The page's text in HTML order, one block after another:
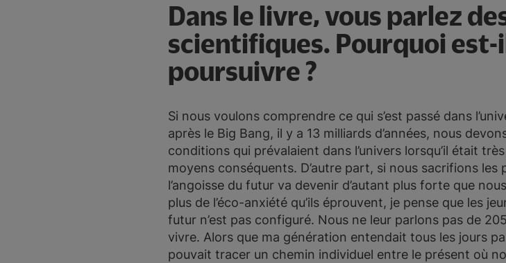
Dans le livre, vous parlez
scientifiques. Pourquoi
poursuivre ?
Si nous voulons comprendre ce qui s’est passé dans
après le Big Bang, il y a 13 milliards d’années, nous
conditions qui prévalaient dans l’univers lorsqu’il était
moyens conséquents. D’autre part, si nous sacrifions
l’angoisse du futur va devenir d’autant plus forte que
plus de l’éco-anxiété qu’ils éprouvent, je pense que les
futur n’est pas configuré. Nous ne leur parlons pas de
vivre. Alors que ma génération entendait tous les jours
pouvait tracer un chemin individuel entre le présent où